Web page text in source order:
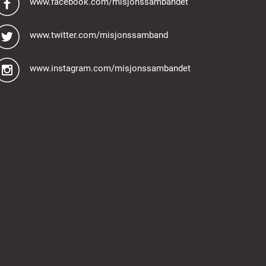
www.twitter.com/misjonssamband
www.instagram.com/misjonssambandet